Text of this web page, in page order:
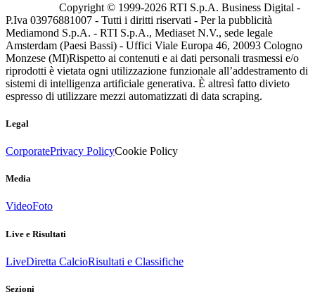
Copyright © 1999-2026 RTI S.p.A. Business Digital -
P.Iva 03976881007 - Tutti i diritti riservati - Per la pubblicità
Mediamond S.p.A. - RTI S.p.A., Mediaset N.V., sede legale
Amsterdam (Paesi Bassi) - Uffici Viale Europa 46, 20093 Cologno
Monzese (MI)Rispetto ai contenuti e ai dati personali trasmessi e/o
riprodotti è vietata ogni utilizzazione funzionale all’addestramento di
sistemi di intelligenza artificiale generativa. È altresì fatto divieto
espresso di utilizzare mezzi automatizzati di data scraping.
Legal
CorporatePrivacy PolicyCookie Policy
Media
VideoFoto
Live e Risultati
LiveDiretta CalcioRisultati e Classifiche
Sezioni